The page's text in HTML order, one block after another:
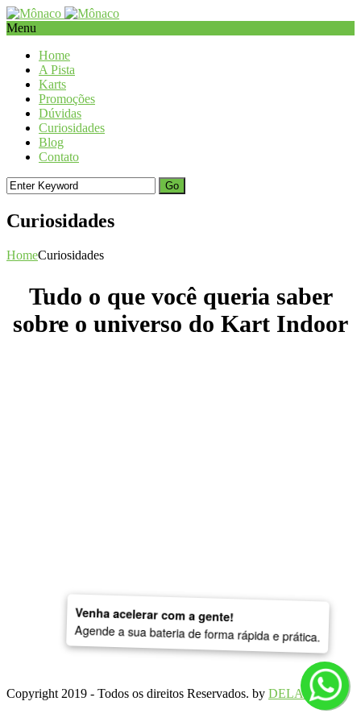
Menu
Home
A Pista
Karts
Promoções
Dúvidas
Curiosidades
Blog
Contato
Curiosidades
HomeCuriosidades
Tudo o que você queria saber
sobre o universo do Kart Indoor
Competição?
Copyright 2019 - Todos os direitos Reservados. by DELARA
Venha acelerar com a gente!
Agende a sua bateria de forma rápida e prática.